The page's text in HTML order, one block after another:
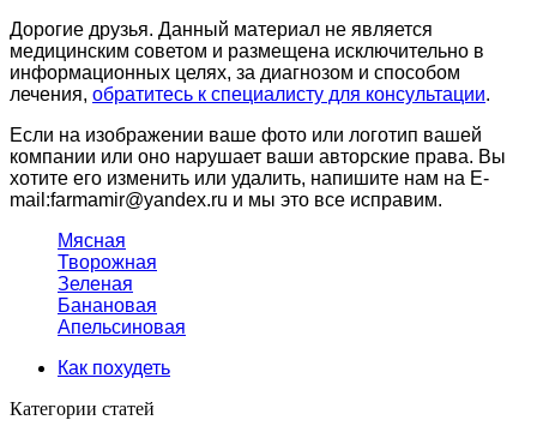
Дорогие друзья. Данный материал не является
медицинским советом и размещена исключительно в
информационных целях, за диагнозом и способом
лечения, обратитесь к специалисту для консультации.
Если на изображении ваше фото или логотип вашей
компании или оно нарушает ваши авторские права. Вы
хотите его изменить или удалить, напишите нам на E-
mail:farmamir@yandex.ru и мы это все исправим.
Мясная
Творожная
Зеленая
Банановая
Апельсиновая
Как похудеть
Категории статей